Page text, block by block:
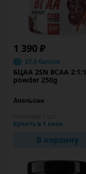
1 390 ₽
27.8 баллов
БЦАА 2SN BCAA 2:1:1
powder 250g
Купить в 1 клик
В корзину